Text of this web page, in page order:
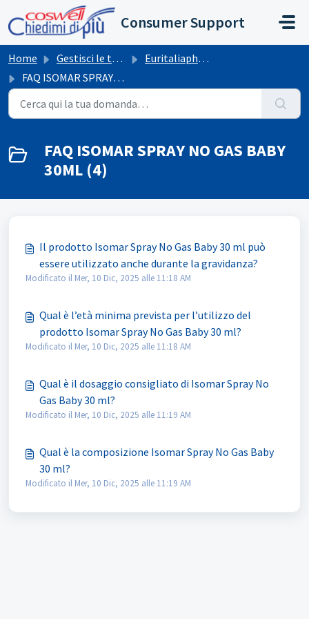
Salta al contenuto principale
Consumer Support
Home Gestisci le tue richieste
Euritaliapharma
FAQ ISOMAR SPRAY NO GAS BABY 30ML
FAQ ISOMAR SPRAY NO GAS BABY
30ML (4)
Il prodotto Isomar Spray No Gas Baby 30 ml può
essere utilizzato anche durante la gravidanza?
Modificato il Mer, 10 Dic, 2025 alle 11:18 AM
Qual è l’età minima prevista per l’utilizzo del
prodotto Isomar Spray No Gas Baby 30 ml?
Modificato il Mer, 10 Dic, 2025 alle 11:18 AM
Qual è il dosaggio consigliato di Isomar Spray No
Gas Baby 30 ml?
Modificato il Mer, 10 Dic, 2025 alle 11:19 AM
Qual è la composizione Isomar Spray No Gas Baby
30 ml?
Modificato il Mer, 10 Dic, 2025 alle 11:19 AM